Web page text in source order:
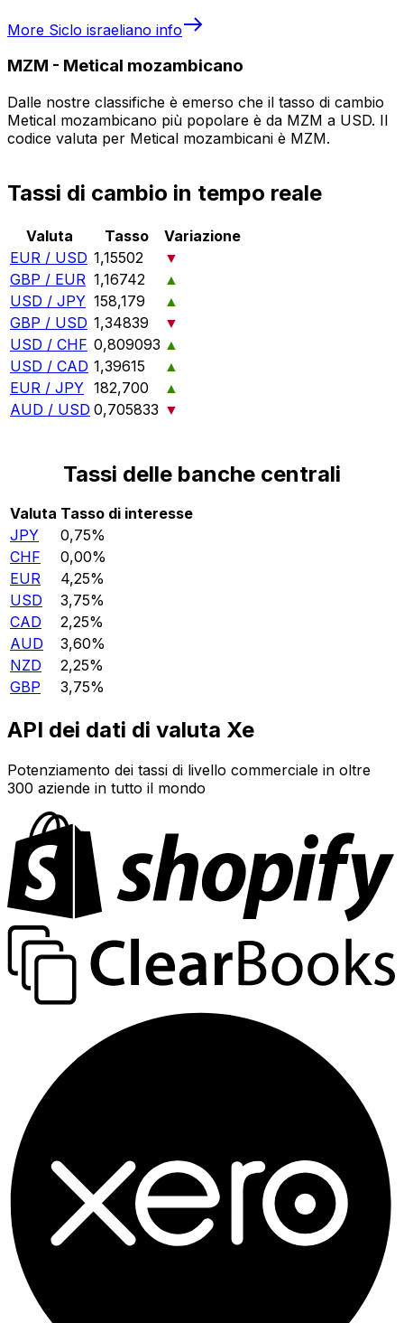
More Siclo israeliano info
MZM - Metical mozambicano
Dalle nostre classifiche è emerso che il tasso di cambio
Metical mozambicano più popolare è da MZM a USD. Il
codice valuta per Metical mozambicani è MZM.
Tassi di cambio in tempo reale
Valuta Tasso
Variazione
EUR / USD 1,15502
▼
GBP / EUR 1,16742
▲
USD / JPY 158,179
▲
GBP / USD 1,34839
▼
USD / CHF 0,809093 ▲
USD / CAD 1,39615
▲
EUR / JPY 182,700
▲
AUD / USD 0,705833 ▼
Tassi delle banche centrali
Valuta Tasso di interesse
JPY
0,75%
CHF
0,00%
EUR
4,25%
USD
3,75%
CAD
2,25%
AUD
3,60%
NZD
2,25%
GBP
3,75%
API dei dati di valuta Xe
Potenziamento dei tassi di livello commerciale in oltre
300 aziende in tutto il mondo